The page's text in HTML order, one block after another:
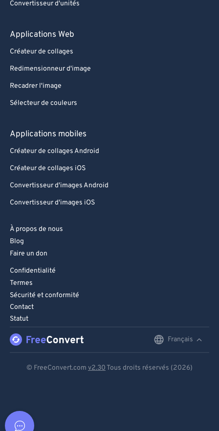
Convertisseur d'unités
Applications Web
Créateur de collages
Redimensionneur d'image
Recadrer l'image
Sélecteur de couleurs
Applications mobiles
Créateur de collages Android
Créateur de collages iOS
Convertisseur d'images Android
Convertisseur d'images iOS
À propos de nous
Blog
Faire un don
Confidentialité
Termes
Sécurité et conformité
Contact
Statut
Français
© FreeConvert.com v2.30 Tous droits réservés (2026)